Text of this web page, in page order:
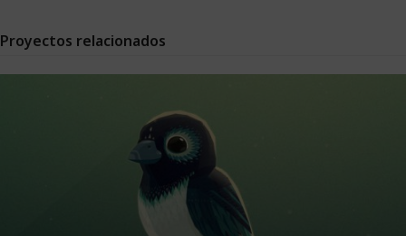
Proyectos relacionados